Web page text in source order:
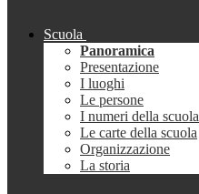
Scuola
Panoramica
Presentazione
I luoghi
Le persone
I numeri della scuola
Le carte della scuola
Organizzazione
La storia